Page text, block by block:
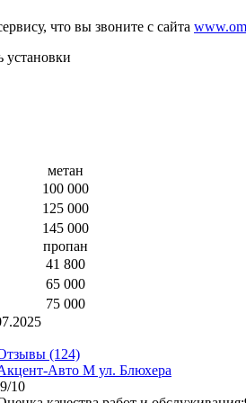
что вы звоните с сайта
установки
метан
100 000
125 000
145 000
пропан
41 800
65 000
75 000
(124)
Авто М ул. Блюхера
9/10